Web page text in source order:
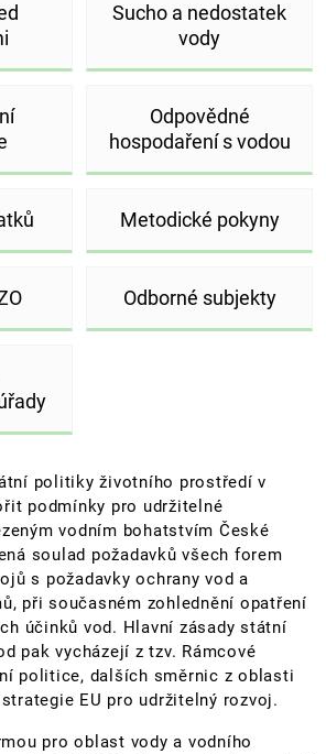
Sucho a nedostatek
vody
Odpovědné
hospodaření s vodou
Metodické pokyny
Odborné subjekty
politiky životního prostředí v
podmínky pro udržitelné
vodním bohatstvím České
soulad požadavků všech forem
s požadavky ochrany vod a
při současném zohlednění opatření
účinků vod. Hlavní zásady státní
pak vycházejí z tzv. Rámcové
politice, dalších směrnic z oblasti
EU pro udržitelný rozvoj.
pro oblast vody a vodního